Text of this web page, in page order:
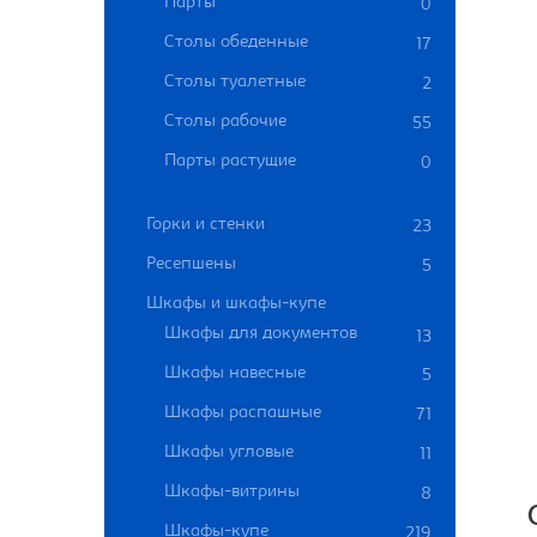
0
Столы обеденные 17
Столы туалетные 2
Столы рабочие 55
Парты растущие 0
Горки и стенки 23
Ресепшены 5
Шкафы и шкафы-купе
Шкафы для документов
13
Шкафы навесные
5
Шкафы распашные 71
Шкафы угловые 11
Шкафы-витрины 8
Шкафы-купе